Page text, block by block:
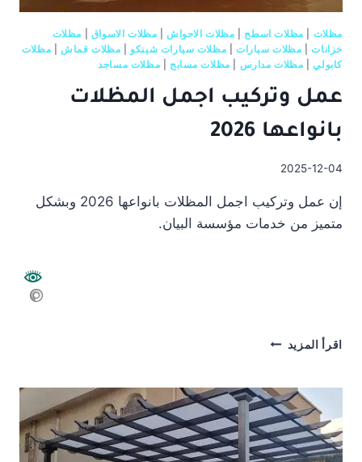
مظلات مظلات اسطح مظلات الاحواش مظلات الاسواق
مظلات
خزانات| مظلات سيارات| مظلات سيارات شينكو مظلات قماش
مظلات
كابولي| مظلات مدارس مظلات مسابح مظلات مساجد
عمل وتركيب اجمل المظلات
بانواعها 2026
2025-12-04
إن عمل وتركيب اجمل المظلات بانواعها 2026 وبشكل
متميز من خدمات مؤسسة البيان.
اقرأ المزيد عمل
المظلات
بانواعها
2026